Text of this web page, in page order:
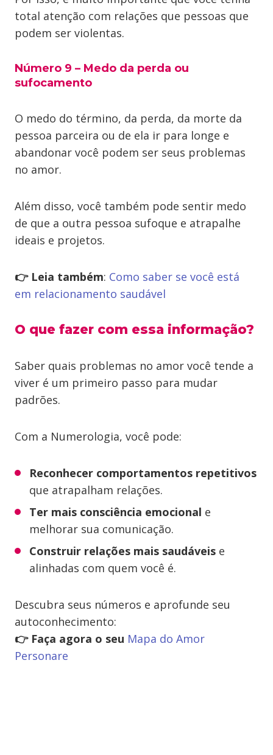
total atenção com relações que pessoas que
podem ser violentas.
Número 9 – Medo da perda ou
sufocamento
O medo do término, da perda, da morte da
pessoa parceira ou de ela ir para longe e
abandonar você podem ser seus problemas
no amor.
Além disso, você também pode sentir medo
de que a outra pessoa sufoque e atrapalhe
ideais e projetos.
👉 Leia também: Como saber se você está
em relacionamento saudável
O que fazer com essa informação?
Saber quais problemas no amor você tende a
viver é um primeiro passo para mudar
padrões.
Com a Numerologia, você pode:
Reconhecer comportamentos repetitivos
que atrapalham relações.
Ter mais consciência emocional e
melhorar sua comunicação.
Construir relações mais saudáveis e
alinhadas com quem você é.
Descubra seus números e aprofunde seu
autoconhecimento:
👉 Faça agora o seu Mapa do Amor
Personare